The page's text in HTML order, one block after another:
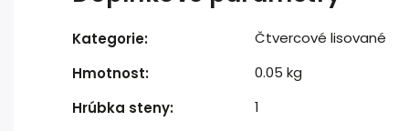
Kategorie:
Čtvercové lisované
Hmotnost:
0.05 kg
Hrúbka steny:
1